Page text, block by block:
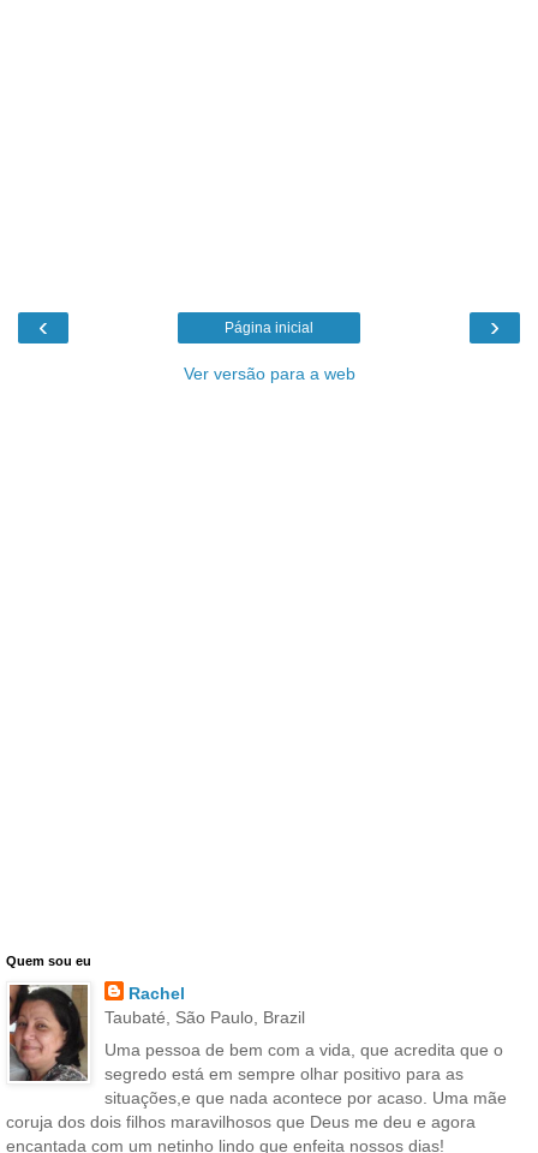
‹ ›
Página inicial
Ver versão para a web
Quem sou eu
Rachel
Taubaté, São Paulo, Brazil
Uma pessoa de bem com a vida, que acredita que o
segredo está em sempre olhar positivo para as
situações,e que nada acontece por acaso. Uma mãe
coruja dos dois filhos maravilhosos que Deus me deu e agora
encantada com um netinho lindo que enfeita nossos dias!